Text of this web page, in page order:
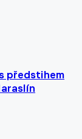
předstihem